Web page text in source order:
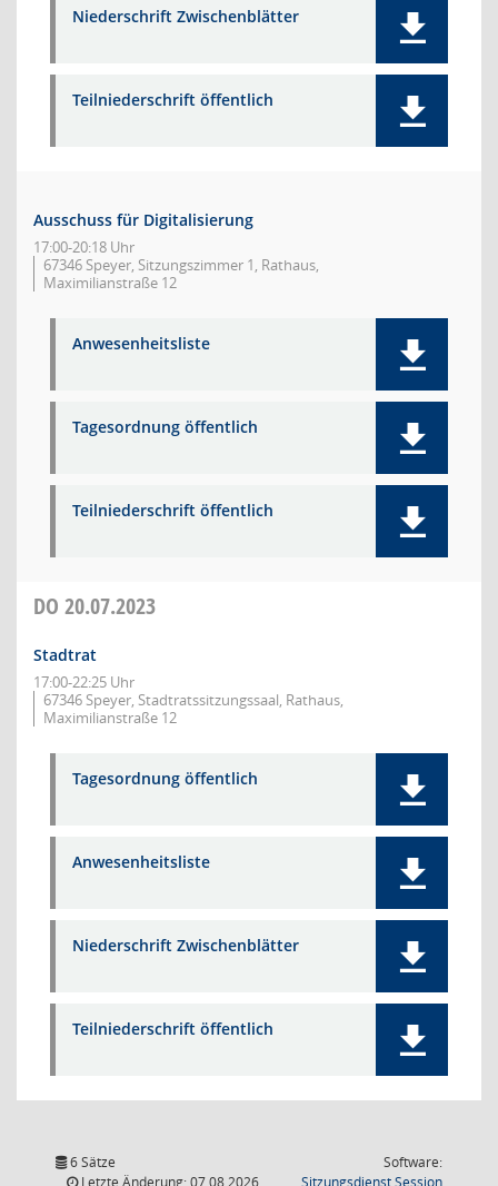
Niederschrift Zwischenblätter
Teilniederschrift öffentlich
Ausschuss für Digitalisierung
17:00-20:18 Uhr
67346 Speyer, Sitzungszimmer 1, Rathaus,
Maximilianstraße 12
Anwesenheitsliste
Tagesordnung öffentlich
Teilniederschrift öffentlich
DO 20.07.2023
Stadtrat
17:00-22:25 Uhr
67346 Speyer, Stadtratssitzungssaal, Rathaus,
Maximilianstraße 12
Tagesordnung öffentlich
Anwesenheitsliste
Niederschrift Zwischenblätter
Teilniederschrift öffentlich
6 Sätze
Letzte Änderung: 07.08.2026
Software:
SitzungsdienstSession(Wird in